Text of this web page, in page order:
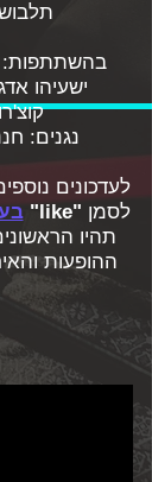
בהשתתפות:
ישעיהו
נגנים:
לעדכונים
לסמן "like"
תהיו
ההופעות